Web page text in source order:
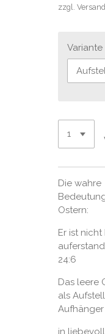
zzgl.
Variante
Die wahre
Ostern:
Er ist nicht
24:6
Das leere
als
Aufhänger
in